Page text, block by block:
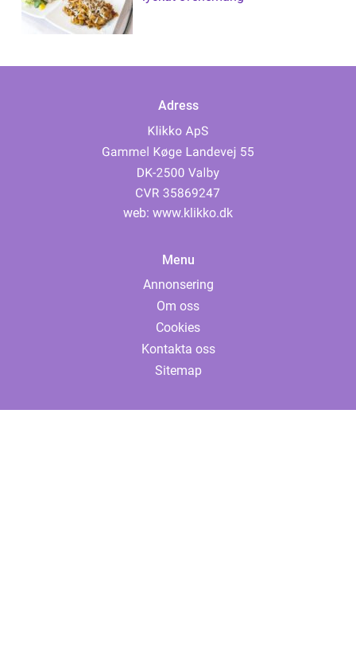
Adress
web: www.klikko.dk
Menu
Annonsering
Om oss
Cookies
Kontakta oss
Sitemap